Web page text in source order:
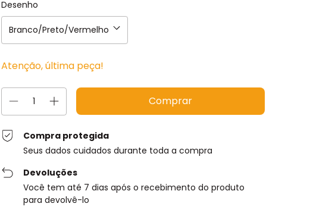
Desenho
Atenção, última peça!
Compra protegida
Seus dados cuidados durante toda a compra
Devoluções
Você tem até 7 dias após o recebimento do produto
para devolvê-lo